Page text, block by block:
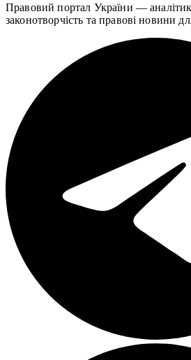
Правовий портал України —
законотворчість та правові новини